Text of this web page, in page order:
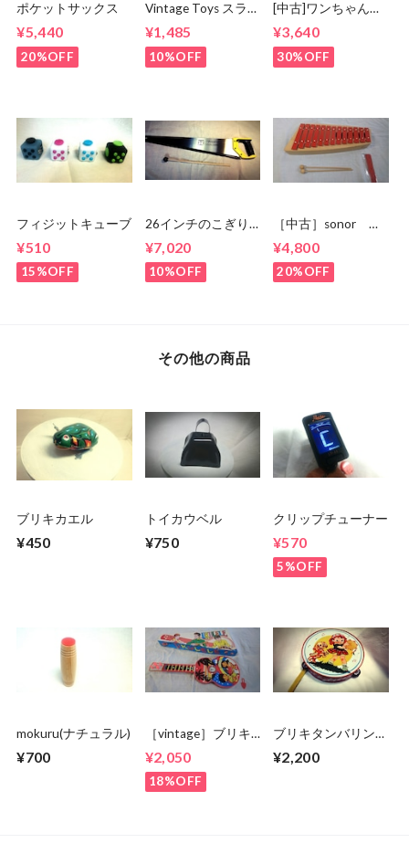
ポケットサックス
¥5,440
20%OFF
Vintage Toys スライ
ドホイッスル
¥1,485
10%OFF
[中古]ワンちゃんシ
ロホン 日本製
¥3,640
30%OFF
フィジットキューブ
¥510
15%OFF
26インチのこぎり
¥7,020
10%OFF
［中古］sonor グ
NG11 箱 状態
良
¥4,800
20%OFF
その他の商品
ブリキカエル
¥450
トイカウベル
¥750
クリップチューナー
¥570
5%OFF
mokuru(ナチュラル)
¥700
［vintage］ブリキ
¥2,050
18%OFF
ブリキタンバリン
品）
¥2,200